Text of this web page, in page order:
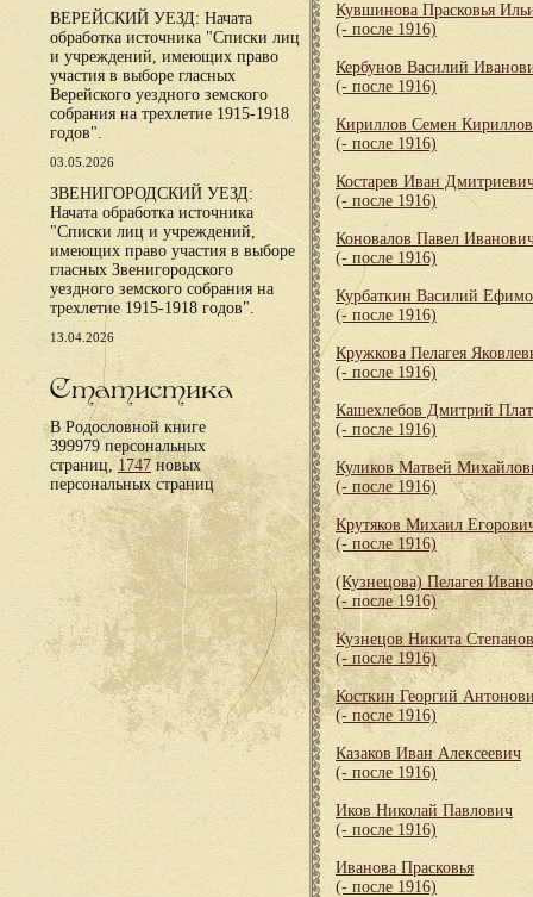
ВЕРЕЙСКИЙ УЕЗД: Начата
обработка источника "Списки лиц
и учреждений, имеющих право
участия в выборе гласных
Верейского уездного земского
собрания на трехлетие 1915-1918
годов".
03.05.2026
ЗВЕНИГОРОДСКИЙ УЕЗД:
Начата обработка источника
"Списки лиц и учреждений,
имеющих право участия в выборе
гласных Звенигородского
уездного земского собрания на
трехлетие 1915-1918 годов".
13.04.2026
Статистика
В Родословной книге
399979 персональных
страниц, 1747 новых
персональных страниц
Кувшинова Прасковья
(- после 1916)
Кербунов Василий
(- после 1916)
Кириллов Семен
(- после 1916)
Костарев Иван
(- после 1916)
Коновалов Павел
(- после 1916)
Курбаткин Василий
(- после 1916)
Кружкова Пелагея
(- после 1916)
Кашехлебов Дмитрий
(- после 1916)
Куликов Матвей
(- после 1916)
Крутяков Михаил
(- после 1916)
(Кузнецова) Пелагея
(- после 1916)
Кузнецов Никита
(- после 1916)
Косткин Георгий
(- после 1916)
Казаков Иван Алексеевич
(- после 1916)
Иков Николай Павлович
(- после 1916)
Иванова Прасковья
(- после 1916)